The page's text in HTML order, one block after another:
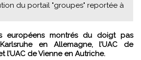
du portail "groupes" reportée à
en Allemagne, l’UAC de
l’UAC de Vienne en Autriche.